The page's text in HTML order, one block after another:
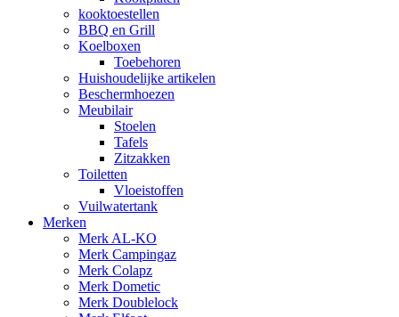
kooktoestellen
BBQ en Grill
Koelboxen
Toebehoren
Huishoudelijke artikelen
Beschermhoezen
Meubilair
Stoelen
Tafels
Zitzakken
Toiletten
Vloeistoffen
Vuilwatertank
Merken
Merk AL-KO
Merk Campingaz
Merk Colapz
Merk Dometic
Merk Doublelock